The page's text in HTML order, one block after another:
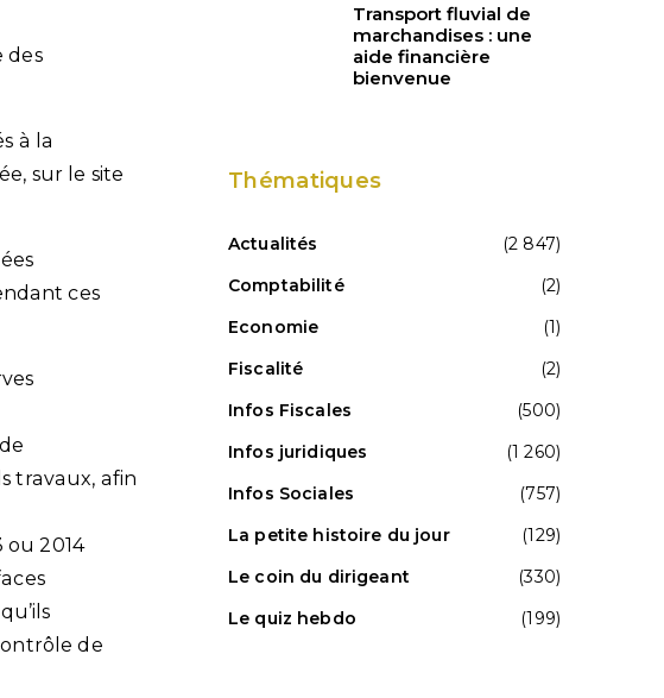
des
à la
sur le site
ces
travaux, afin
ou 2014
de
Transport fluvial de
marchandises : une
aide financière
bienvenue
Thématiques
Actualités
(2 847)
Comptabilité
(2)
Economie
(1)
Fiscalité
(2)
Infos Fiscales
(500)
Infos juridiques
(1 260)
Infos Sociales
(757)
La petite histoire du jour
(129)
Le coin du dirigeant
(330)
Le quiz hebdo
(199)